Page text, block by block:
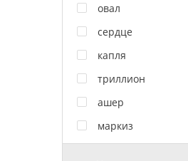
овал
сердце
капля
триллион
ашер
маркиз